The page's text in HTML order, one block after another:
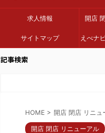
求人情報 開店
サイトマップ えべナ
記事検索
HOME > 開店 閉店 リニュ
開店 閉店 リニューアル